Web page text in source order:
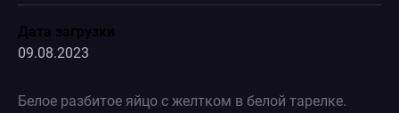
Дата загрузки
09.08.2023
Белое разбитое яйцо с желтком в белой тарелке.